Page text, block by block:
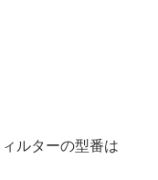
ルターの型番は